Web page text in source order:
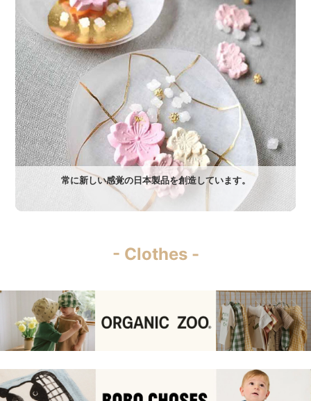
常に新しい感覚の日本製品を創造しています。
- Clothes -